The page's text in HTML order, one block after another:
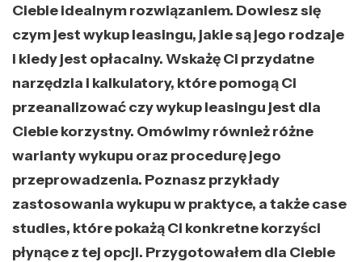
Ciebie idealnym rozwiązaniem. Dowiesz się
czym jest wykup leasingu, jakie są jego rodzaje
i kiedy jest opłacalny. Wskażę Ci przydatne
narzędzia i kalkulatory, które pomogą Ci
przeanalizować czy wykup leasingu jest dla
Ciebie korzystny. Omówimy również różne
warianty wykupu oraz procedurę jego
przeprowadzenia. Poznasz przykłady
zastosowania wykupu w praktyce, a także case
studies, które pokażą Ci konkretne korzyści
płynące z tej opcji. Przygotowałem dla Ciebie